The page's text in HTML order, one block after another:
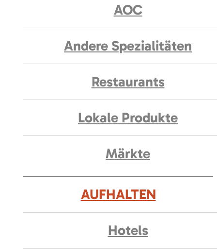
AOC
Andere Spezialitäten
Restaurants
Lokale Produkte
Märkte
AUFHALTEN
Hotels